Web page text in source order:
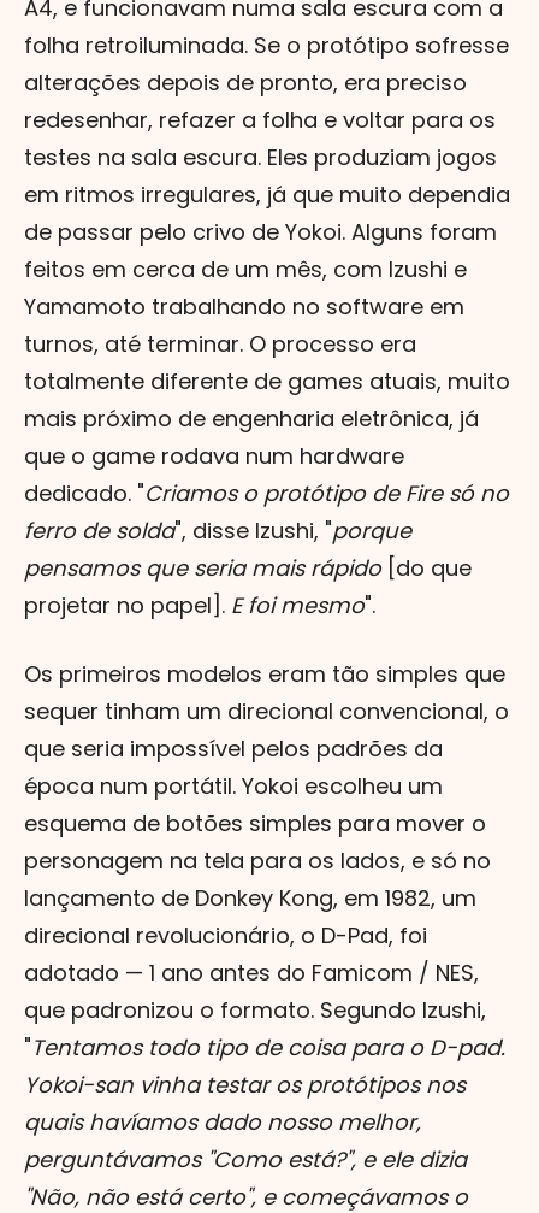
A4, e funcionavam numa sala escura com a
folha retroiluminada. Se o protótipo sofresse
alterações depois de pronto, era preciso
redesenhar, refazer a folha e voltar para os
testes na sala escura. Eles produziam jogos
em ritmos irregulares, já que muito dependia
de passar pelo crivo de Yokoi. Alguns foram
feitos em cerca de um mês, com Izushi e
Yamamoto trabalhando no software em
turnos, até terminar. O processo era
totalmente diferente de games atuais, muito
mais próximo de engenharia eletrônica, já
que o game rodava num hardware
dedicado. "Criamos o protótipo de Fire só no
ferro de solda", disse Izushi, "porque
pensamos que seria mais rápido[do que
projetar no papel]. E foi mesmo".
Os primeiros modelos eram tão simples que
sequer tinham um direcional convencional, o
que seria impossível pelos padrões da
época num portátil. Yokoi escolheu um
esquema de botões simples para mover o
personagem na tela para os lados, e só no
lançamento de Donkey Kong, em 1982, um
direcional revolucionário, o D-Pad, foi
adotado — 1 ano antes do Famicom / NES,
que padronizou o formato. Segundo Izushi,
"Tentamos todo tipo de coisa para o D-pad.
Yokoi-san vinha testar os protótipos nos
quais havíamos dado nosso melhor,
perguntávamos "Como está?", e ele dizia
"Não, não está certo", e começávamos o